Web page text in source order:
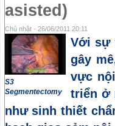
asisted)
Chủ nhật - 26/06/2011 20:11
S3
Segmentectomy
Với sự
gây
vực
triển ở
như sinh thiết